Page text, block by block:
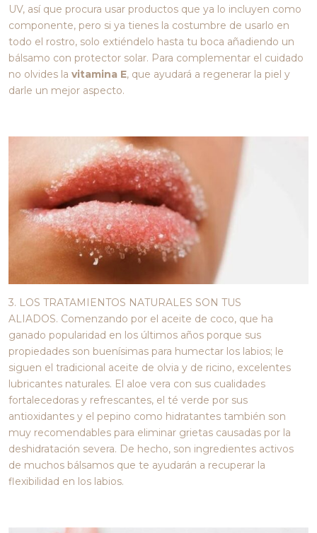
UV, así que procura usar productos que ya lo incluyen como
componente, pero si ya tienes la costumbre de usarlo en
todo el rostro, solo extiéndelo hasta tu boca añadiendo un
bálsamo con protector solar. Para complementar el cuidado
no olvides lavitamina E, que ayudará a regenerar la piel y
darle un mejor aspecto.
3. LOS TRATAMIENTOS NATURALES SON TUS
ALIADOS. Comenzando por el aceite de coco, que ha
ganado popularidad en los últimos años porque sus
propiedades son buenísimas para humectar los labios; le
siguen el tradicional aceite de olvia y de ricino, excelentes
lubricantes naturales. El aloe vera con sus cualidades
fortalecedoras y refrescantes, el té verde por sus
antioxidantes y el pepino como hidratantes también son
muy recomendables para eliminar grietas causadas por la
deshidratación severa. De hecho, son ingredientes activos
de muchos bálsamos que te ayudarán a recuperar la
flexibilidad en los labios.